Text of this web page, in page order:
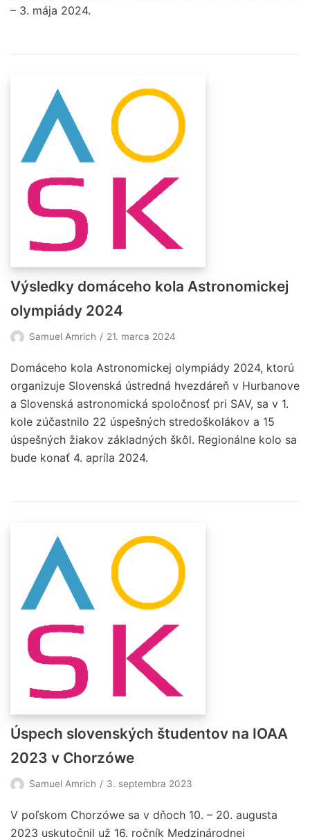
– 3. mája 2024.
Výsledky domáceho kola Astronomickej
olympiády 2024
Samuel Amrich 21. marca 2024
Domáceho kola Astronomickej olympiády 2024, ktorú
organizuje Slovenská ústredná hvezdáreň v Hurbanove
a Slovenská astronomická spoločnosť pri SAV, sa v 1.
kole zúčastnilo 22 úspešných stredoškolákov a 15
úspešných žiakov základných škôl. Regionálne kolo sa
bude konať 4. apríla 2024.
Úspech slovenských študentov na IOAA
2023 v Chorzówe
Samuel Amrich 3. septembra 2023
V poľskom Chorzówe sa v dňoch 10. – 20. augusta
2023 uskutočnil už 16. ročník Medzinárodnej